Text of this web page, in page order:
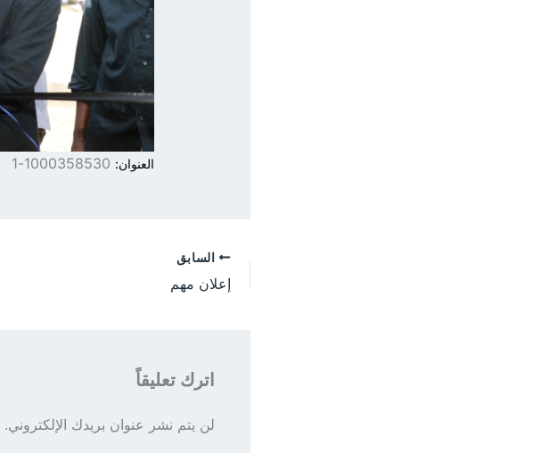
العنوان: 1000358530-1
السابق
إعلان مهم
اترك تعليقاً
لن يتم نشر عنوان بريدك الإلكتروني.